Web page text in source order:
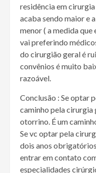
residência em
acaba sendo maior e
menor ( a medida que
vai preferindo
do cirurgião geral é
convênios é muito
razoável.
Conclusão : Se optar
caminho pela cirurgia
otorrino. É um
Se vc optar pela
dois anos
entrar em contato
especialidades